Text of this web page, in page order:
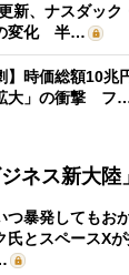
新、ナスダッ
変化 半…
】時価総額10
大」の衝撃 フ
ネス新大陸
つ暴発してもお
氏とスペースX